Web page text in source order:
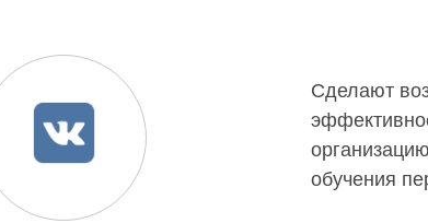
Сделают
обучения
VK People Hub